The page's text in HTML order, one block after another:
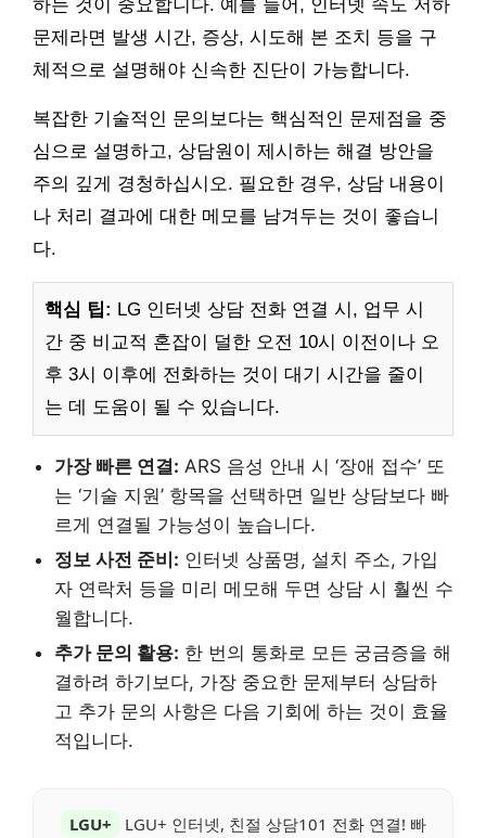
하는 것이 중요합니다. 예를 들어, 인터넷 속도 저하
문제라면 발생 시간, 증상, 시도해 본 조치 등을 구
체적으로 설명해야 신속한 진단이 가능합니다.
복잡한 기술적인 문의보다는 핵심적인 문제점을 중
심으로 설명하고, 상담원이 제시하는 해결 방안을
주의 깊게 경청하십시오. 필요한 경우, 상담 내용이
나 처리 결과에 대한 메모를 남겨두는 것이 좋습니
다.
핵심 팁: LG 인터넷 상담 전화 연결 시, 업무 시
간 중 비교적 혼잡이 덜한 오전 10시 이전이나 오
후 3시 이후에 전화하는 것이 대기 시간을 줄이
는 데 도움이 될 수 있습니다.
가장 빠른 연결: ARS 음성 안내 시 ‘장애 접수’ 또
는 ‘기술 지원’ 항목을 선택하면 일반 상담보다 빠
르게 연결될 가능성이 높습니다.
정보 사전 준비: 인터넷 상품명, 설치 주소, 가입
자 연락처 등을 미리 메모해 두면 상담 시 훨씬 수
월합니다.
추가 문의 활용: 한 번의 통화로 모든 궁금증을 해
결하려 하기보다, 가장 중요한 문제부터 상담하
고 추가 문의 사항은 다음 기회에 하는 것이 효율
적입니다.
LGU+
LGU+ 인터넷, 친절 상담101 전화 연결! 빠